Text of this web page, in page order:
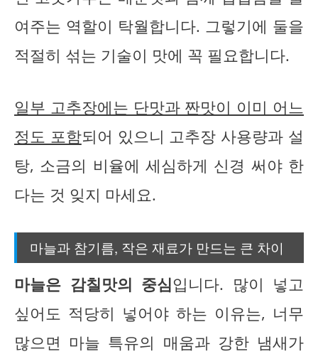
여주는 역할이 탁월합니다. 그렇기에 둘을
적절히 섞는 기술이 맛에 꼭 필요합니다.
일부 고추장에는 단맛과 짠맛이 이미 어느
정도 포함되어 있으니 고추장 사용량과 설
탕, 소금의 비율에 세심하게 신경 써야 한
다는 것 잊지 마세요.
마늘과 참기름, 작은 재료가 만드는 큰 차이
마늘은 감칠맛의 중심입니다. 많이 넣고
싶어도 적당히 넣어야 하는 이유는, 너무
많으면 마늘 특유의 매움과 강한 냄새가